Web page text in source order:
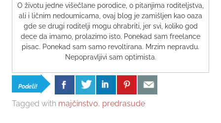
O životu jedne višečlane porodice, o pitanjima roditeljstva,
ali i ličnim nedoumicama, ovaj blog je zamišljen kao oaza
gde se drugi roditelji mogu ohrabriti, jer svi, koliko god
dece da imamo, prolazimo isto. Ponekad sam freelance
pisac. Ponekad sam samo revoltirana. Mrzim nepravdu.
Nepopravljivi sam optimista.
Podeli!
Tagged with majčinstvo, predrasude